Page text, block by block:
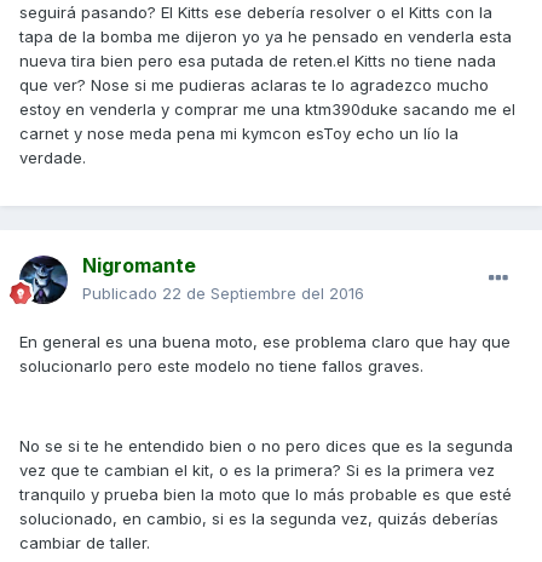
seguirá pasando? El Kitts ese debería resolver o el Kitts con la
tapa de la bomba me dijeron yo ya he pensado en venderla esta
nueva tira bien pero esa putada de reten.el Kitts no tiene nada
que ver? Nose si me pudieras aclaras te lo agradezco mucho
estoy en venderla y comprar me una ktm390duke sacando me el
carnet y nose meda pena mi kymcon esToy echo un lío la
verdade.
Nigromante
Publicado 22 de Septiembre del 2016
En general es una buena moto, ese problema claro que hay que
solucionarlo pero este modelo no tiene fallos graves.
No se si te he entendido bien o no pero dices que es la segunda
vez que te cambian el kit, o es la primera? Si es la primera vez
tranquilo y prueba bien la moto que lo más probable es que esté
solucionado, en cambio, si es la segunda vez, quizás deberías
cambiar de taller.